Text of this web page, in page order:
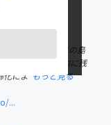
』は、かつて米の島
かし、現在は島内に残
化によ もっと見る
...